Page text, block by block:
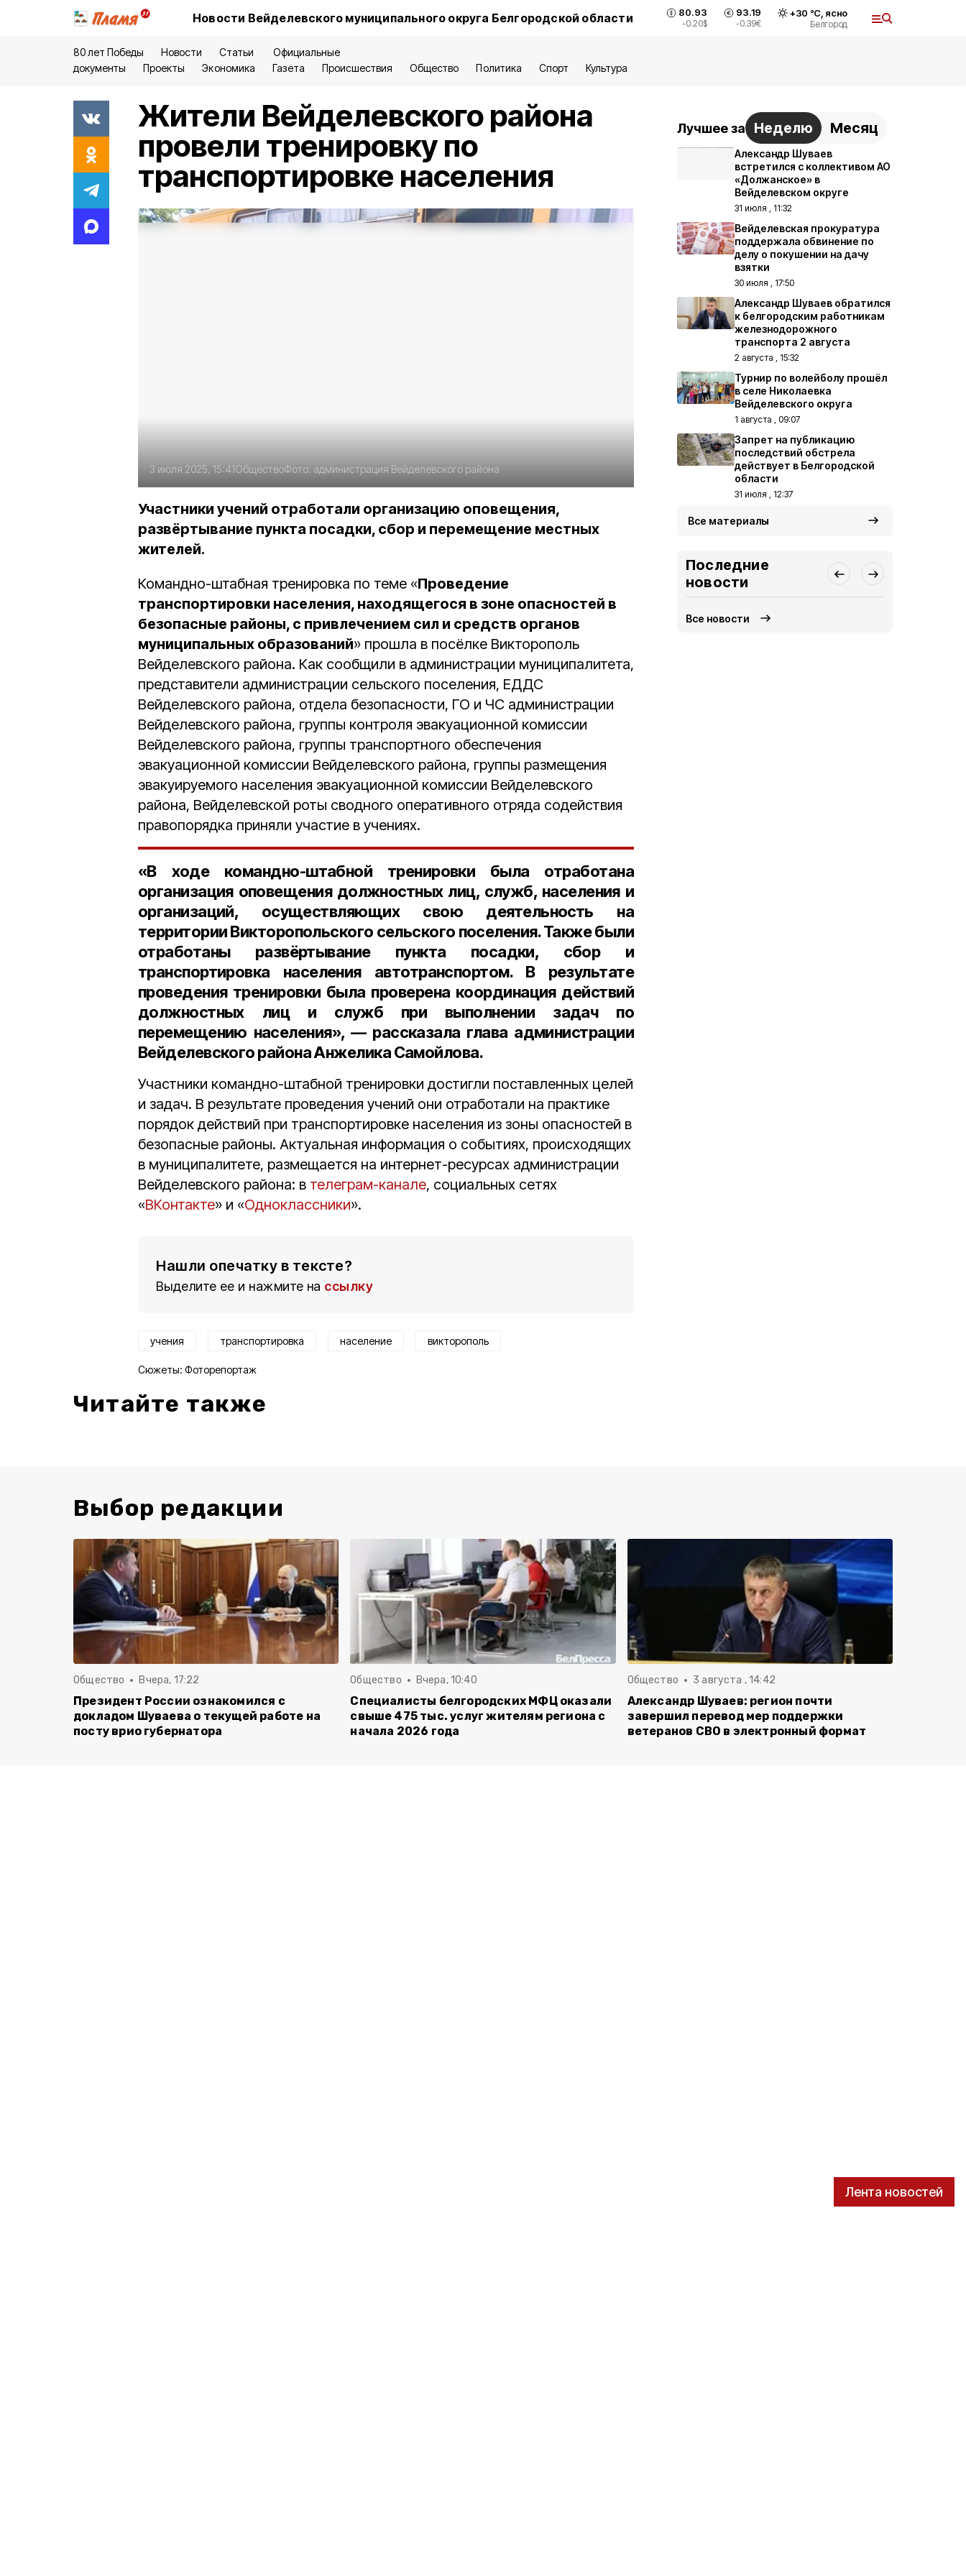
Новости Вейделевского муниципального округа Белгородской области 80.93
-0.20$
93.19
-0.39€
+30 °С, ясно
Белгород
80 лет Победы Новости Статьи
Официальные
документы
Проекты Экономика Газета Происшествия Общество Политика Спорт Культура
Лента новостей
Жители Вейделевского района
провели тренировку по
транспортировке населения
3 июля 2025, 15:41ОбществоФото: администрация Вейделевского района
Участники учений отработали организацию оповещения,
развёртывание пункта посадки, сбор и перемещение местных
жителей.
Командно-штабная тренировка по теме «Проведение
транспортировки населения, находящегося в зоне опасностей в
безопасные районы, с привлечением сил и средств органов
муниципальных образований» прошла в посёлке Викторополь
Вейделевского района. Как сообщили в администрации муниципалитета,
представители администрации сельского поселения, ЕДДС
Вейделевского района, отдела безопасности, ГО и ЧС администрации
Вейделевского района, группы контроля эвакуационной комиссии
Вейделевского района, группы транспортного обеспечения
эвакуационной комиссии Вейделевского района, группы размещения
эвакуируемого населения эвакуационной комиссии Вейделевского
района, Вейделевской роты сводного оперативного отряда содействия
правопорядка приняли участие в учениях.
«В ходе командно-штабной тренировки была отработана
организация оповещения должностных лиц, служб, населения и
организаций, осуществляющих свою деятельность на
территории Викторопольского сельского поселения. Также были
отработаны развёртывание пункта посадки, сбор и
транспортировка населения автотранспортом. В результате
проведения тренировки была проверена координация действий
должностных лиц и служб при выполнении задач по
перемещению населения», — рассказала глава администрации
Вейделевского района Анжелика Самойлова.
Участники командно-штабной тренировки достигли поставленных целей
и задач. В результате проведения учений они отработали на практике
порядок действий при транспортировке населения из зоны опасностей в
безопасные районы. Актуальная информация о событиях, происходящих
в муниципалитете, размещается на интернет-ресурсах администрации
Вейделевского района: в телеграм-канале, социальных сетях
«ВКонтакте» и «Одноклассники».
Нашли опечатку в тексте?
Выделите ее и нажмите на ссылку
учения транспортировка население викторополь
Сюжеты: Фоторепортаж
Читайте также
Лучшее за Неделю Месяц
Александр Шуваев
встретился с коллективом АО
«Должанское» в
Вейделевском округе
31 июля , 11:32
Вейделевская прокуратура
поддержала обвинение по
делу о покушении на дачу
взятки
30 июля , 17:50
Александр Шуваев обратился
к белгородским работникам
железнодорожного
транспорта 2 августа
2 августа , 15:32
Турнир по волейболу прошёл
в селе Николаевка
Вейделевского округа
1 августа , 09:07
Запрет на публикацию
последствий обстрела
действует в Белгородской
области
31 июля , 12:37
Все материалы
Последние
новости
Все новости
Выбор редакции
Общество Вчера, 17:22
Президент России ознакомился с
докладом Шуваева о текущей работе на
посту врио губернатора
Общество Вчера, 10:40
Специалисты белгородских МФЦ оказали
свыше 475 тыс. услуг жителям региона с
начала 2026 года
Общество 3 августа , 14:42
Александр Шуваев: регион почти
завершил перевод мер поддержки
ветеранов СВО в электронный формат